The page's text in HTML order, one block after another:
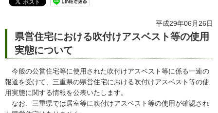
平成29年06月26日
県営住宅における吹付けアスベスト等の使用
実態について
今般の公営住宅等に使用された吹付けアスベスト等に係る一連の
報道を受けて、三重県の県営住宅における吹付けアスベスト等の使
用実態に関する情報を公表いたします。
なお、三重県では居室等に吹付けアスベスト等の使用が確認され